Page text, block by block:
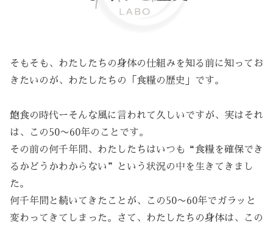
そもそも、わたしたちの身体の仕組みを知る前に知ってお
きたいのが、わたしたちの「食糧の歴史」です。
飽食の時代ーそんな風に言われて久しいですが、実はそれ
は、この50〜60年のことです。
その前の何千年間、わたしたちはいつも“食糧を確保でき
るかどうかわからない”という状況の中を生きてきまし
た。
何千年間と続いてきたことが、この50〜60年でガラッと
変わってきてしまった。さて、わたしたちの身体は、この